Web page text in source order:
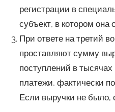
регистрации в
субъект, в котором она
При ответе на третий
проставляют сумму
поступлений в
платежи, фактически
Если выручки не было,